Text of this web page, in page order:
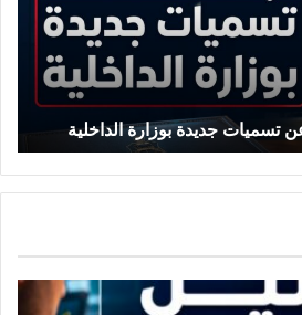
جديدة بوزارة الداخلية